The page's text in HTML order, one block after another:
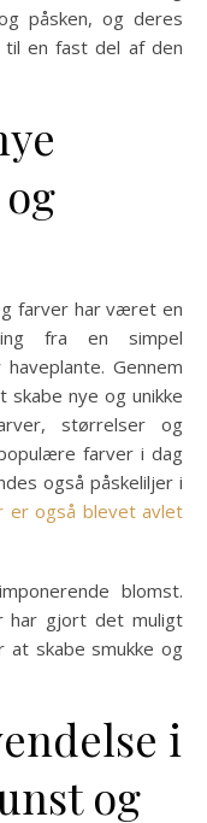
påsken, og deres
til en fast del af den
farver har været en
fra en simpel
Gennem
nye og unikke
størrelser og
farver i dag
også påskeliljer i
er også blevet avlet
blomst.
har gjort det muligt
at skabe smukke og
i
og